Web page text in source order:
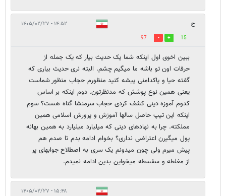
ح ۱۴:۵۲ - ۱۴۰۵/۰۲/۲۷
15
97
ببین اخوی اول اینکه شما یک حدیث بیار که یک جمله از
حرفات اون تو باشه ما میگیم چشم. البته نری حدیث بیاری که
گفته حیا و پاکدامنی پیشه کنید منظورم حجاب منظور شماست
یعنی همین نوع پوشش که مدنظرتون. دوم اینکه بر اساس
کدوم آموزه دینی کشف کردی حجاب سرمنشا گناه هست؟ سوم
اینکه این تیپ حاصل سالها آموزش و پرورش اسلامی همین
مملکته. چرا به نهادهای دینی که میلیارد میلیارد به همین بهانه
پول میگیرن اعتراضی نداری؟ بخوام ادامه بدم تا صدم هم
پیش میرم ولی چون میدونم یک سری به اصطلاح جوابهای پر
از مغلطه و سفسطه میخواین بدین ادامه نمیدم.
۱۵:۴۸ - ۱۴۰۵/۰۲/۲۷